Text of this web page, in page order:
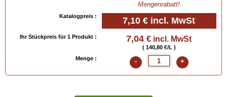
Mengenrabatt!
Katalogpreis : 7,10 € incl. MwSt
Ihr Stückpreis für 1 Produkt : 7,04 € incl. MwSt
( 140,80 €/L )
Menge :
- +